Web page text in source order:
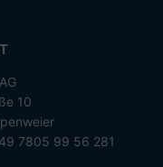
10
7805 99 56 281